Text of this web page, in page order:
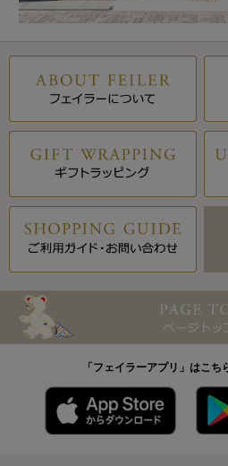
「フェイラーアプリ」はこち